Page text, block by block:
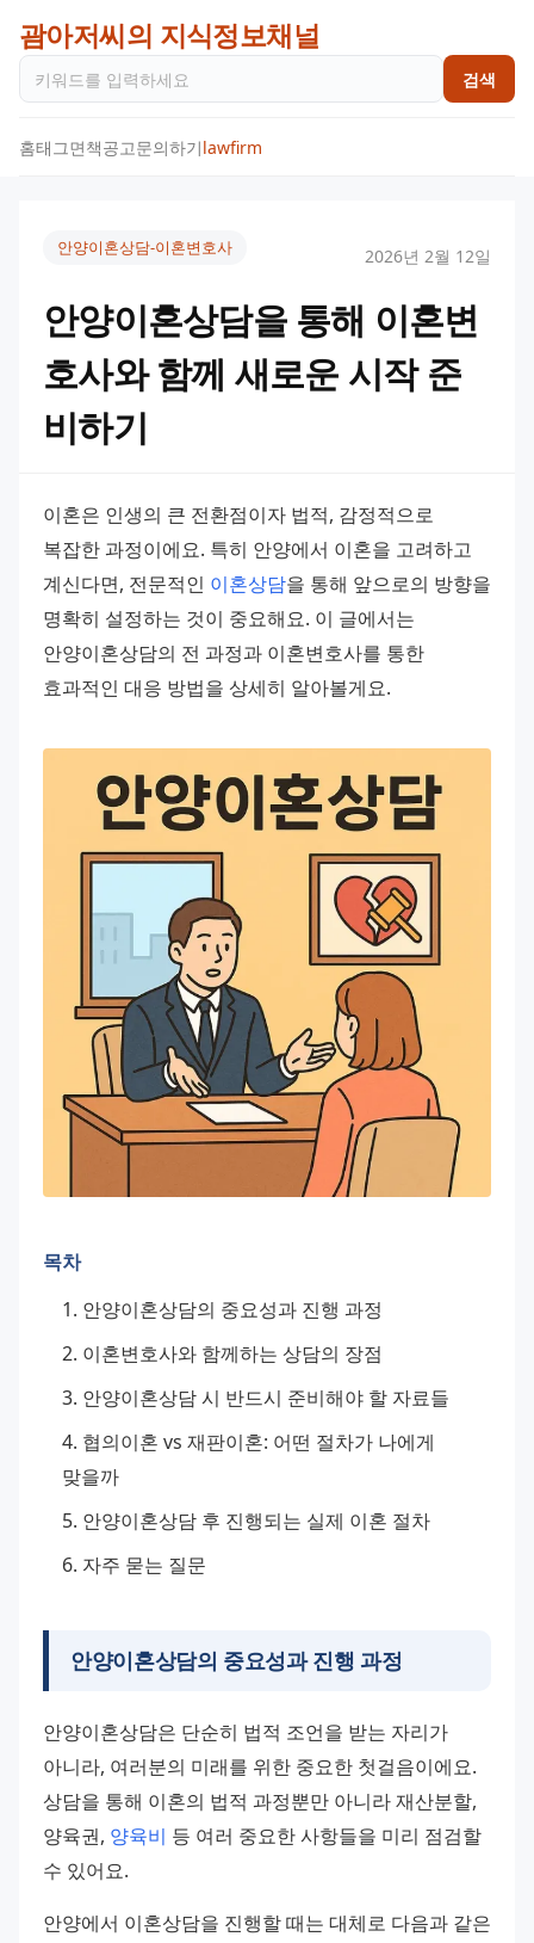
괌아저씨의 지식정보채널
검색
홈태그면책공고문의하기lawfirm
안양이혼상담-이혼변호사 2026년 2월 12일
안양이혼상담을 통해 이혼변
호사와 함께 새로운 시작 준
비하기
이혼은 인생의 큰 전환점이자 법적, 감정적으로
복잡한 과정이에요. 특히 안양에서 이혼을 고려하고
계신다면, 전문적인 이혼상담을 통해 앞으로의 방향을
명확히 설정하는 것이 중요해요. 이 글에서는
안양이혼상담의 전 과정과 이혼변호사를 통한
효과적인 대응 방법을 상세히 알아볼게요.
목차
안양이혼상담의 중요성과 진행 과정
이혼변호사와 함께하는 상담의 장점
안양이혼상담 시 반드시 준비해야 할 자료들
협의이혼 vs 재판이혼: 어떤 절차가 나에게
맞을까
안양이혼상담 후 진행되는 실제 이혼 절차
자주 묻는 질문
안양이혼상담의 중요성과 진행 과정
안양이혼상담은 단순히 법적 조언을 받는 자리가
아니라, 여러분의 미래를 위한 중요한 첫걸음이에요.
상담을 통해 이혼의 법적 과정뿐만 아니라 재산분할,
양육권, 양육비 등 여러 중요한 사항들을 미리 점검할
수 있어요.
안양에서 이혼상담을 진행할 때는 대체로 다음과 같은